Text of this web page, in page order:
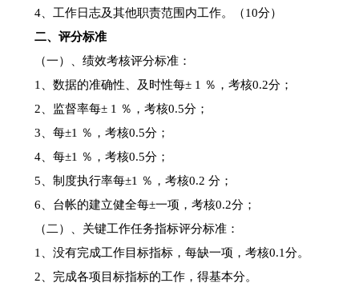
4、工作日志及其他职责范围内工作。（10分）
二、评分标准
（一）、绩效考核评分标准：
1、数据的准确性、及时性每± 1 ％，考核0.2分；
2、监督率每± 1 ％，考核0.5分；
3、每±1 ％，考核0.5分；
4、每±1 ％，考核0.5分；
5、制度执行率每±1 ％，考核0.2 分；
6、台帐的建立健全每±一项，考核0.2分；
（二）、关键工作任务指标评分标准：
1、没有完成工作目标指标，每缺一项，考核0.1分。
2、完成各项目标指标的工作，得基本分。